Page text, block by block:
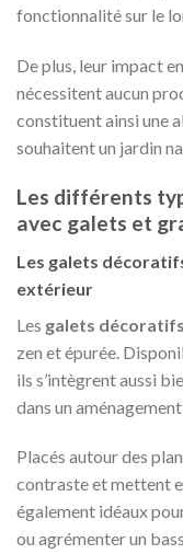
fonctionnalité sur le
De plus, leur impact
nécessitent aucun
constituent ainsi une
souhaitent un jardin
Les différents
avec galets et
Les galets
extérieur
Les galets décoratifs
zen et épurée.
ils s’intègrent aussi
dans un
Placés autour des
contraste et mettent
également idéaux
ou agrémenter un